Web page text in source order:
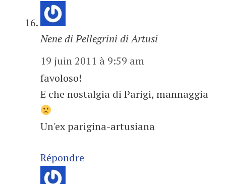
Nene di Pellegrini di Artusi
19 juin 2011 à 9:59 am
favoloso!
E che nostalgia di Parigi, mannaggia
Un'ex parigina-artusiana
Répondre